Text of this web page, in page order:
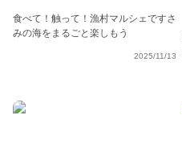
食べて！触って！漁村マルシェですさ
みの海をまるごと楽しもう
2025/11/13